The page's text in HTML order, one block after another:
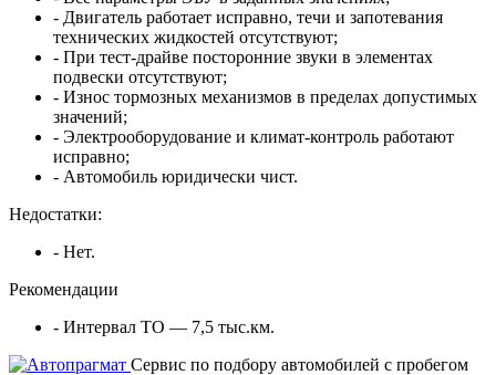
- Двигатель работает исправно, течи и запотевания
технических жидкостей отсутствуют;
- При тест-драйве посторонние звуки в элементах
подвески отсутствуют;
- Износ тормозных механизмов в пределах допустимых
значений;
- Электрооборудование и климат-контроль работают
исправно;
- Автомобиль юридически чист.
Недостатки:
- Нет.
Рекомендации
- Интервал ТО — 7,5 тыс.км.
Cервис по подбору автомобилей с пробегом